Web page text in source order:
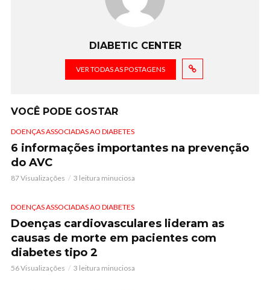
DIABETIC CENTER
VER TODAS AS POSTAGENS
VOCÊ PODE GOSTAR
DOENÇAS ASSOCIADAS AO DIABETES
6 informações importantes na prevenção
do AVC
87 Visualizações 3 leitura minuciosa
DOENÇAS ASSOCIADAS AO DIABETES
Doenças cardiovasculares lideram as
causas de morte em pacientes com
diabetes tipo 2
56 Visualizações 3 leitura minuciosa